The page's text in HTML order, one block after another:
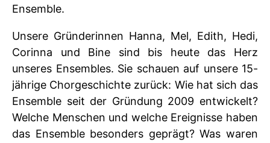
Ensemble.
Unsere Gründerinnen Hanna, Mel, Edith, Hedi,
Corinna und Bine sind bis heute das Herz
unseres Ensembles. Sie schauen auf unsere 15-
jährige Chorgeschichte zurück: Wie hat sich das
Ensemble seit der Gründung 2009 entwickelt?
Welche Menschen und welche Ereignisse haben
das Ensemble besonders geprägt? Was waren